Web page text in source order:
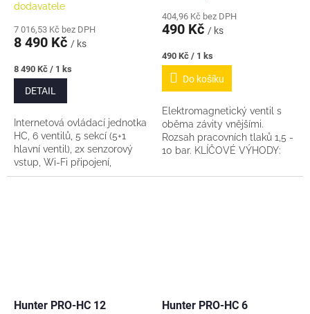
dodavatele
7 016,53 Kč bez DPH
8 490 Kč / ks
Měrná
cena:
8 490 Kč / 1 ks
DETAIL
Internetová ovládací jednotka
HC, 6 ventilů, 5 sekcí (5+1
hlavní ventil), 2x senzorový
vstup, Wi-Fi připojení,
vzdálená správa Hunter
404,96 Kč bez DPH
490 Kč / ks
Měrná
cena:
490 Kč / 1 ks
Do košíku
Elektromagnetický ventil s
oběma závity vnějšími.
Rozsah pracovních tlaků 1,5 -
10 bar. KLÍČOVÉ VÝHODY:
snadné a rychlé uvedení do...
Hunter PRO-HC 12 Hunter PRO-HC 6